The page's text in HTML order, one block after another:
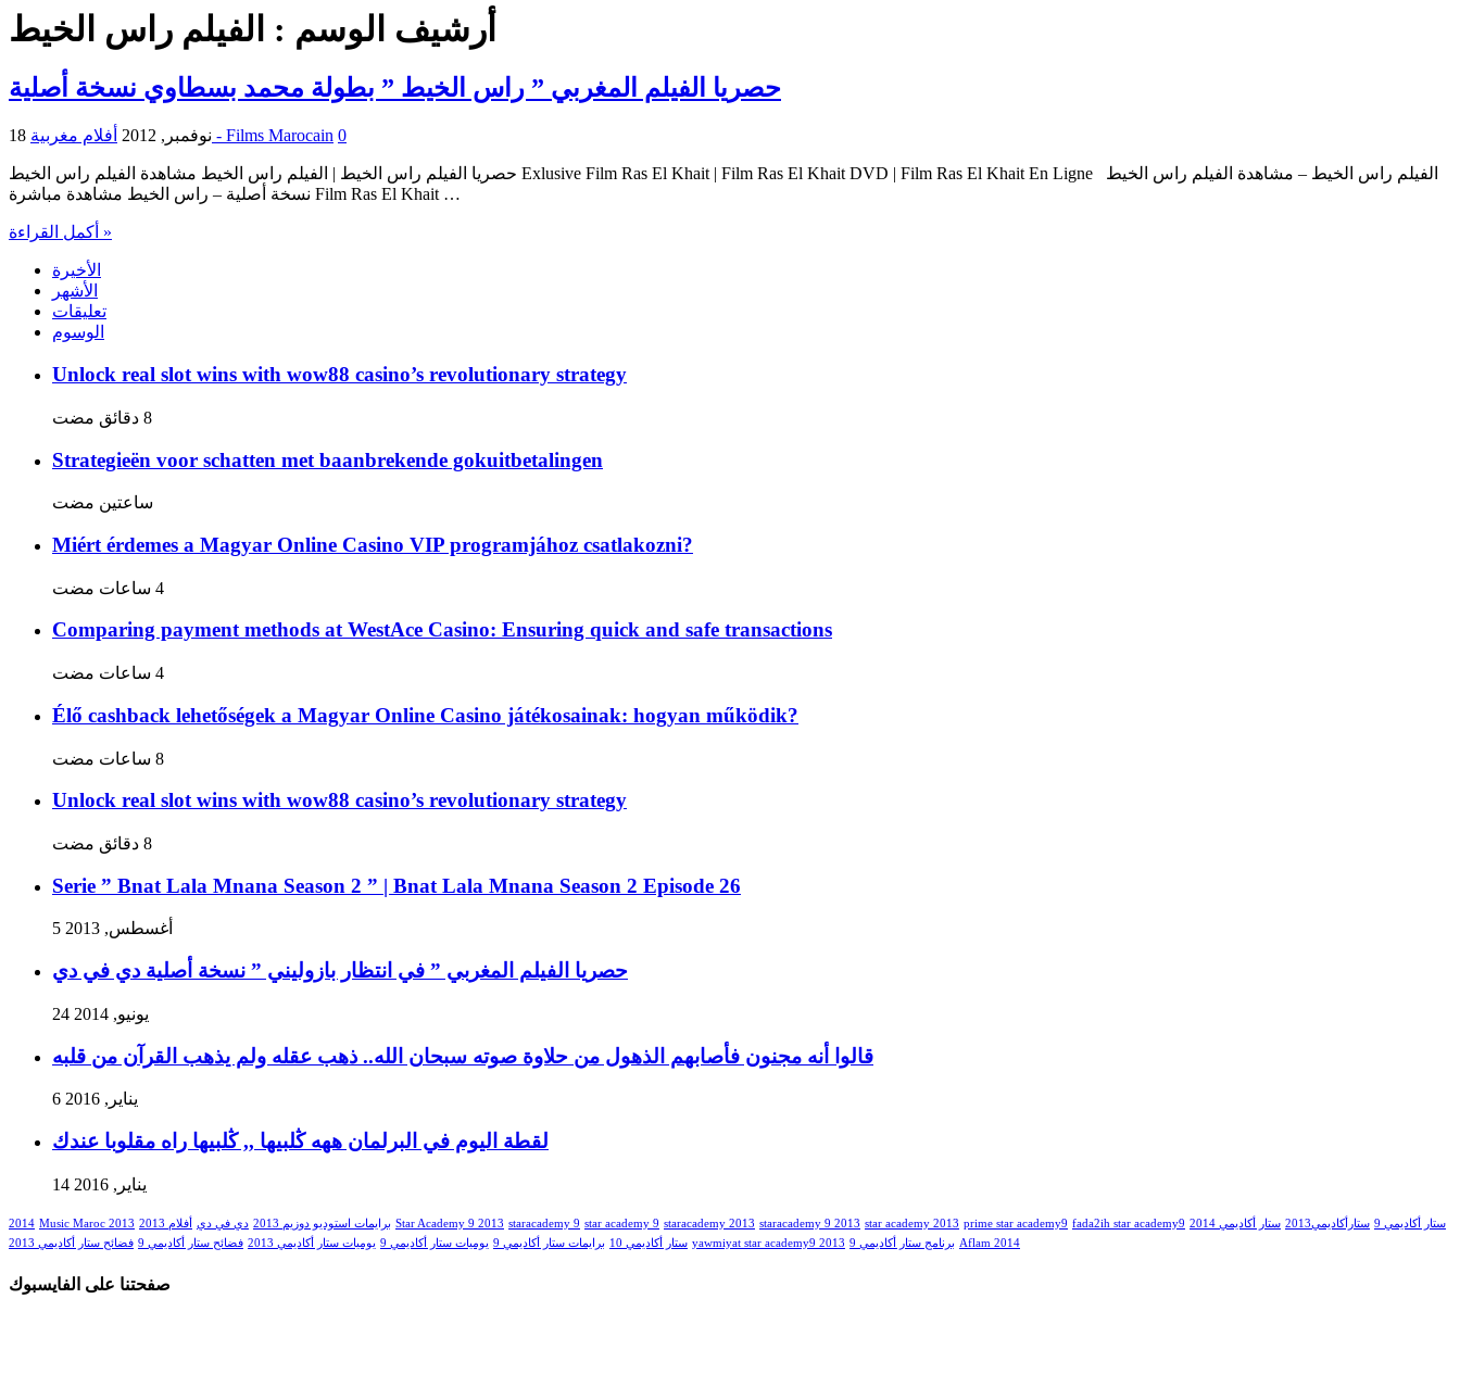
أرشيف الوسم : الفيلم راس الخيط
حصريا الفيلم المغربي ” راس الخيط ” بطولة محمد بسطاوي نسخة أصلية
18 نوفمبر, 2012 أفلام مغربية - Films Marocain 0
حصريا الفيلم راس الخيط | الفيلم راس الخيط مشاهدة الفيلم راس الخيط Exlusive Film Ras El Khait | Film Ras El Khait DVD | Film Ras El Khait En Ligne الفيلم راس الخيط – مشاهدة الفيلم راس الخيط
نسخة أصلية – راس الخيط مشاهدة مباشرة Film Ras El Khait …
أكمل القراءة »
الأخيرة
الأشهر
تعليقات
الوسوم
Unlock real slot wins with wow88 casino’s revolutionary strategy
Strategieën voor schatten met baanbrekende gokuitbetalingen
‏ساعتين مضت
Miért érdemes a Magyar Online Casino VIP programjához csatlakozni?
Comparing payment methods at WestAce Casino: Ensuring quick and safe transactions
Élő cashback lehetőségek a Magyar Online Casino játékosainak: hogyan működik?
Unlock real slot wins with wow88 casino’s revolutionary strategy
Serie ” Bnat Lala Mnana Season 2 ” | Bnat Lala Mnana Season 2 Episode 26
5 أغسطس, 2013
حصريا الفيلم المغربي ” في انتظار بازوليني ” نسخة أصلية دي في دي
24 يونيو, 2014
قالوا أنه مجنون فأصابهم الذهول من حلاوة صوته سبحان الله.. ذهب عقله ولم يذهب القرآن من قلبه
6 يناير, 2016
لقطة اليوم في البرلمان ههه ڭلبيها ,, ڭلبيها راه مقلوبا عندك
14 يناير, 2016
2014 Music Maroc 2013 برايمات استوديو دوزيم 2013 دي في دي أفلام 2013 Star Academy 9 2013 staracademy 9 star academy 9 staracademy 2013 staracademy 9 2013 star academy 2013 prime star academy9 fada2ih star academy9 ستار أكاديمي 9 ستارأكاديمي2013
ستار أكاديمي 2014
ستار أكاديمي 10
برايمات ستار أكاديمي 9 يوميات ستار أكاديمي 9 يوميات ستار أكاديمي 2013 فضائح ستار أكاديمي 9 فضائح ستار أكاديمي 2013 yawmiyat star academy9 2013 برنامج ستار أكاديمي 9 Aflam 2014
صفحتنا على الفايسبوك